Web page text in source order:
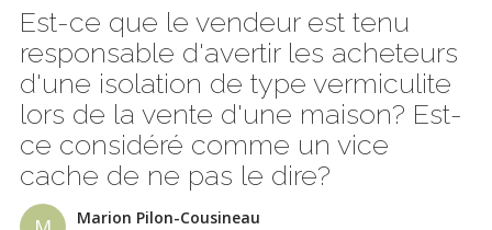
Est-ce que le vendeur est tenu
responsable d'avertir les acheteurs
d'une isolation de type vermiculite
lors de la vente d'une maison? Est-
ce considéré comme un vice
cache de ne pas le dire?
Marion Pilon-Cousineau